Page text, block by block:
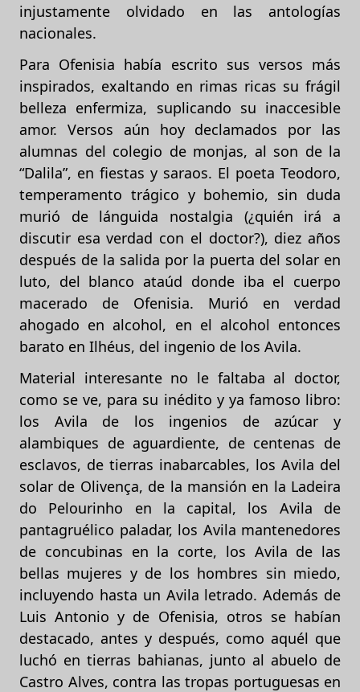
injustamente olvidado en las antologías
nacionales.
Para Ofenisia había escrito sus versos más
inspirados, exaltando en rimas ricas su frágil
belleza enfermiza, suplicando su inaccesible
amor. Versos aún hoy declamados por las
alumnas del colegio de monjas, al son de la
“Dalila”, en fiestas y saraos. El poeta Teodoro,
temperamento trágico y bohemio, sin duda
murió de lánguida nostalgia (¿quién irá a
discutir esa verdad con el doctor?), diez años
después de la salida por la puerta del solar en
luto, del blanco ataúd donde iba el cuerpo
macerado de Ofenisia. Murió en verdad
ahogado en alcohol, en el alcohol entonces
barato en Ilhéus, del ingenio de los Avila.
Material interesante no le faltaba al doctor,
como se ve, para su inédito y ya famoso libro:
los Avila de los ingenios de azúcar y
alambiques de aguardiente, de centenas de
esclavos, de tierras inabarcables, los Avila del
solar de Olivença, de la mansión en la Ladeira
do Pelourinho en la capital, los Avila de
pantagruélico paladar, los Avila mantenedores
de concubinas en la corte, los Avila de las
bellas mujeres y de los hombres sin miedo,
incluyendo hasta un Avila letrado. Además de
Luis Antonio y de Ofenisia, otros se habían
destacado, antes y después, como aquél que
luchó en tierras bahianas, junto al abuelo de
Castro Alves, contra las tropas portuguesas en